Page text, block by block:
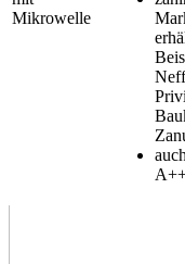
Mikrowelle